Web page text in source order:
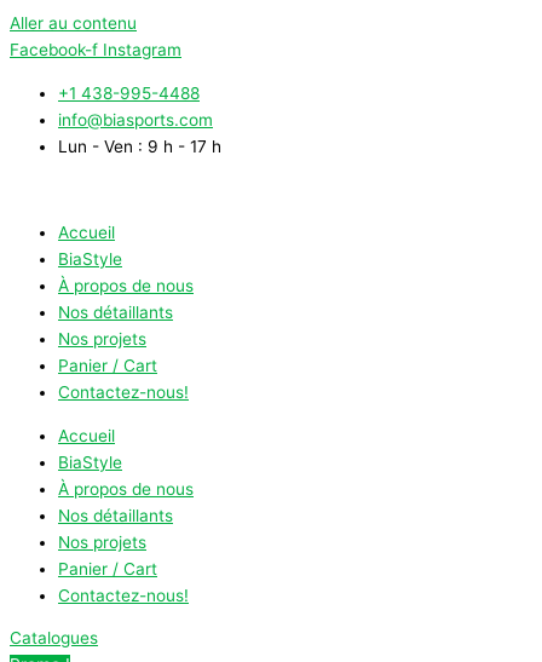
Aller au contenu
Facebook-f Instagram
+1 438-995-4488
info@biasports.com
Lun - Ven : 9 h - 17 h
Accueil
BiaStyle
À propos de nous
Nos détaillants
Nos projets
Panier / Cart
Contactez-nous!
Accueil
BiaStyle
À propos de nous
Nos détaillants
Nos projets
Panier / Cart
Contactez-nous!
Catalogues